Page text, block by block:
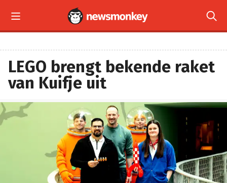
 
LEGO brengt bekende raket
van Kuifje uit